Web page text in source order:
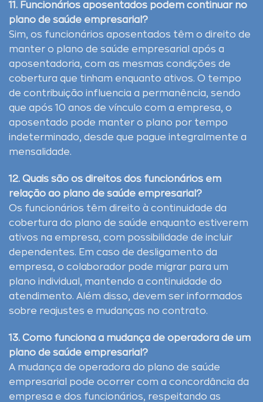
11. Funcionários aposentados podem continuar no
plano de saúde empresarial?
Sim, os funcionários aposentados têm o direito de
manter o plano de saúde empresarial após a
aposentadoria, com as mesmas condições de
cobertura que tinham enquanto ativos. O tempo
de contribuição influencia a permanência, sendo
que após 10 anos de vínculo com a empresa, o
aposentado pode manter o plano por tempo
indeterminado, desde que pague integralmente a
mensalidade.
12. Quais são os direitos dos funcionários em
relação ao plano de saúde empresarial?
Os funcionários têm direito à continuidade da
cobertura do plano de saúde enquanto estiverem
ativos na empresa, com possibilidade de incluir
dependentes. Em caso de desligamento da
empresa, o colaborador pode migrar para um
plano individual, mantendo a continuidade do
atendimento. Além disso, devem ser informados
sobre reajustes e mudanças no contrato.
13. Como funciona a mudança de operadora de um
plano de saúde empresarial?
A mudança de operadora do plano de saúde
empresarial pode ocorrer com a concordância da
empresa e dos funcionários, respeitando as